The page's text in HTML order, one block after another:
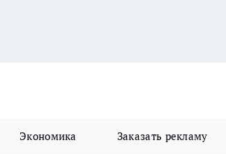
Экономика Заказать рекламу